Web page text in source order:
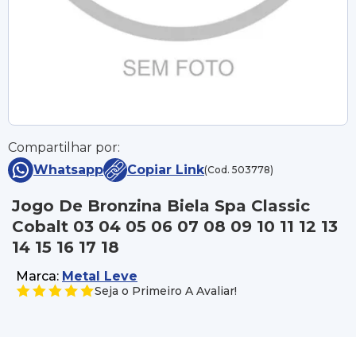
Compartilhar por:
Whatsapp
Copiar Link(Cod. 503778)
Jogo De Bronzina Biela Spa Classic
Cobalt 03 04 05 06 07 08 09 10 11 12 13
14 15 16 17 18
Marca: Metal Leve
Seja o Primeiro A Avaliar!